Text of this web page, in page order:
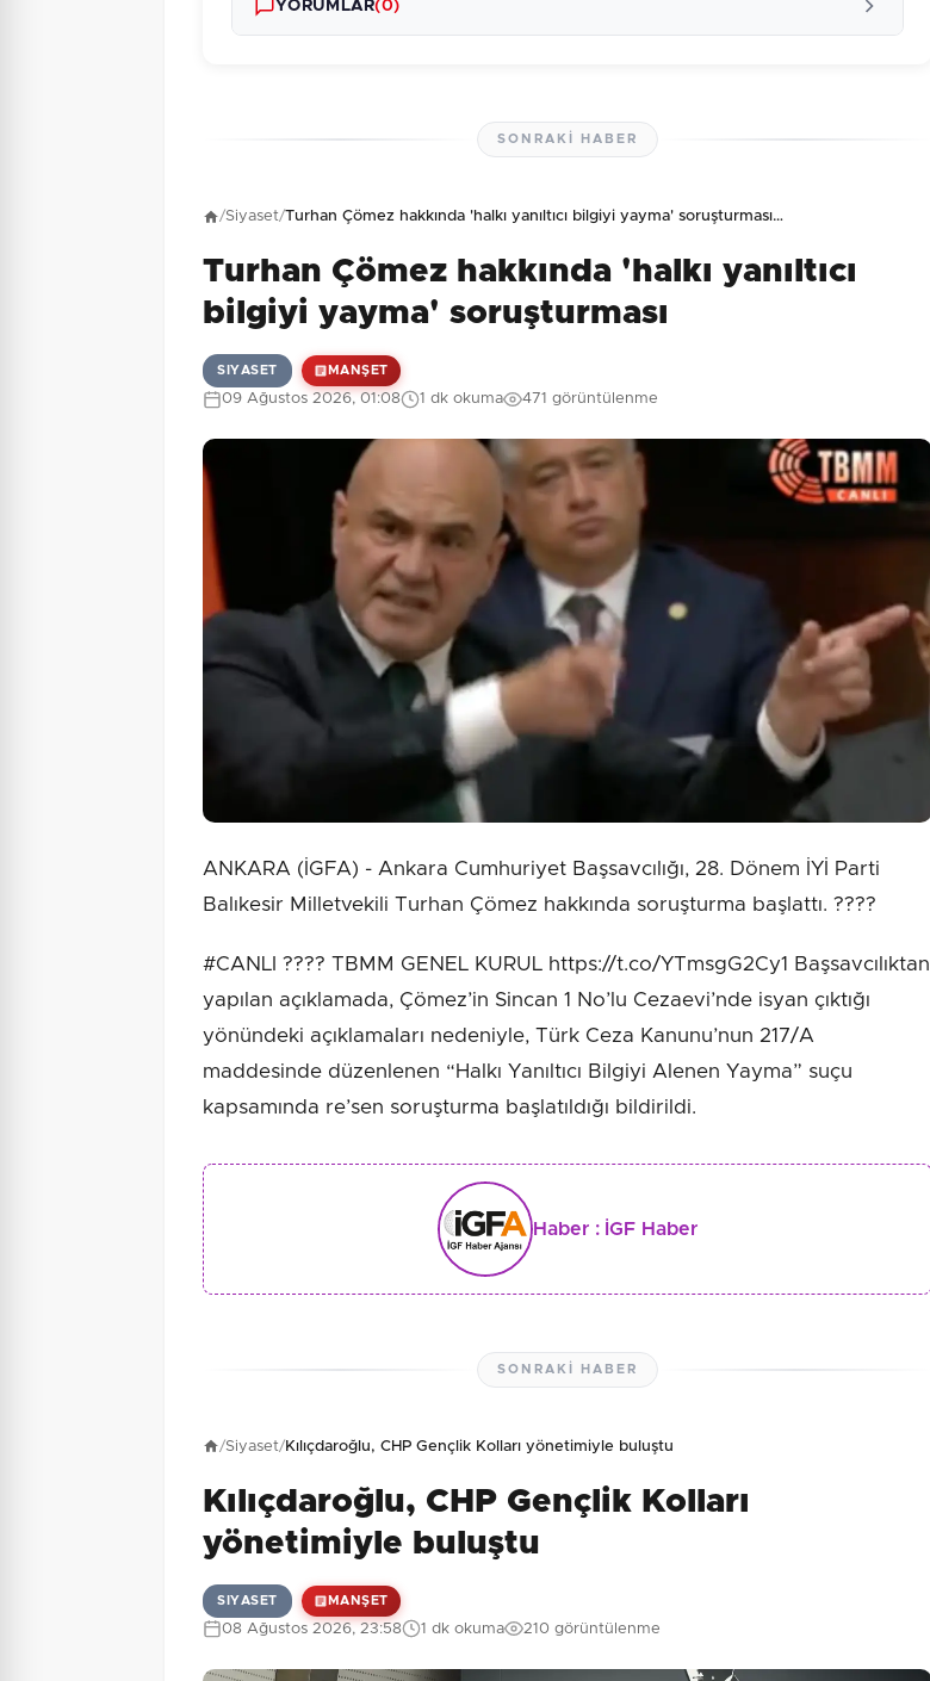
Güvenlik Sorusu: 1 + 4 = ? Gönder
YORUMLAR(0)
SONRAKI HABER
/Siyaset/Turhan Çömez hakkında 'halkı yanıltıcı bilgiyi yayma' soruşturması…
Turhan Çömez hakkında 'halkı yanıltıcı
bilgiyi yayma' soruşturması
SIYASET MANŞET
09 Ağustos 2026, 01:08 1 dk okuma 471 görüntülenme
ANKARA (İGFA) - Ankara Cumhuriyet Başsavcılığı, 28. Dönem İYİ Parti
Balıkesir Milletvekili Turhan Çömez hakkında soruşturma başlattı. ????
#CANLI ????️ TBMM GENEL KURUL https://t.co/YTmsgG2Cy1 Başsavcılıktan
yapılan açıklamada, Çömez’in Sincan 1 No’lu Cezaevi’nde isyan çıktığı
yönündeki açıklamaları nedeniyle, Türk Ceza Kanunu’nun 217/A
maddesinde düzenlenen “Halkı Yanıltıcı Bilgiyi Alenen Yayma” suçu
kapsamında re’sen soruşturma başlatıldığı bildirildi.
Haber : İGF Haber
SONRAKI HABER
/Siyaset/Kılıçdaroğlu, CHP Gençlik Kolları yönetimiyle buluştu
Kılıçdaroğlu, CHP Gençlik Kolları
yönetimiyle buluştu
SIYASET MANŞET
08 Ağustos 2026, 23:58 1 dk okuma 210 görüntülenme